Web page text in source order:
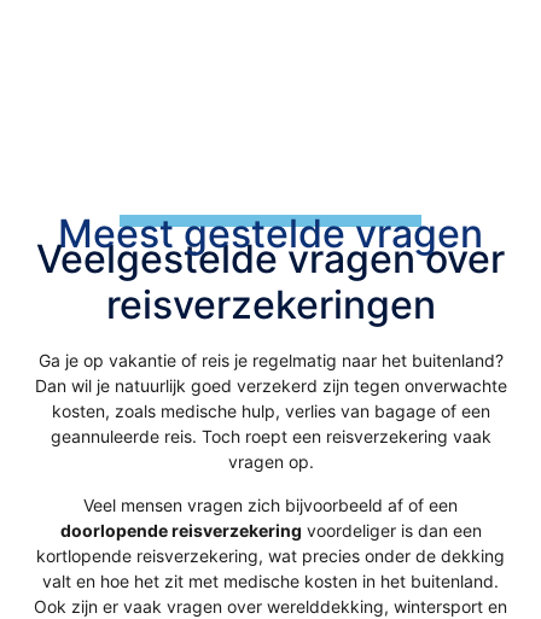
Meest gestelde vragen
Veelgestelde vragen over
reisverzekeringen
Ga je op vakantie of reis je regelmatig naar het buitenland?
Dan wil je natuurlijk goed verzekerd zijn tegen onverwachte
kosten, zoals medische hulp, verlies van bagage of een
geannuleerde reis. Toch roept een reisverzekering vaak
vragen op.
Veel mensen vragen zich bijvoorbeeld af of een
doorlopende reisverzekering voordeliger is dan een
kortlopende reisverzekering, wat precies onder de dekking
valt en hoe het zit met medische kosten in het buitenland.
Ook zijn er vaak vragen over werelddekking, wintersport en